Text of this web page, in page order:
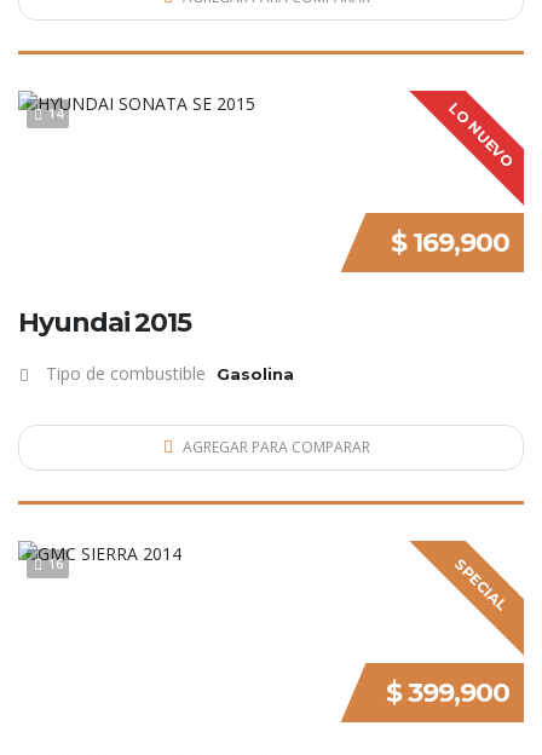
14 LO NUEVO
$ 169,900
Hyundai 2015
Tipo de combustible Gasolina
AGREGAR PARA COMPARAR
16 SPECIAL
$ 399,900